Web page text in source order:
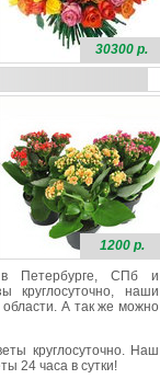
30300 р.
1200 р.
в Петербурге, СПб и
круглосуточно, наши
А так же можно
круглосуточно. Наш
24 часа в сутки!